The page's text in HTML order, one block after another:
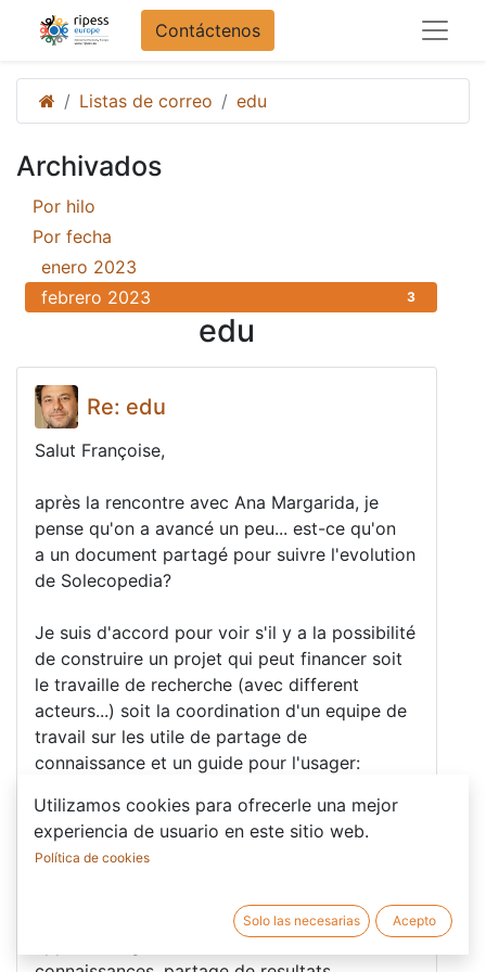
Contáctenos
Listas de correo edu
Archivados
Por hilo
Por fecha
enero 2023
febrero 2023 3
edu
Re: edu
Salut Françoise,
après la rencontre avec Ana Margarida, je
pense qu'on a avancé un peu... est-ce qu'on
a un document partagé pour suivre l'evolution
de Solecopedia?
Je suis d'accord pour voir s'il y a la possibilité
de construire un projet qui peut financer soit
le travaille de recherche (avec different
acteurs...) soit la coordination d'un equipe de
travail sur les utile de partage de
connaissance et un guide pour l'usager:
pouvons aussi trouver un autre nom).
Pour l'article dans la NL il faut dire qu'on est
tous qui sont interessés à l'ESS, de
Utilizamos cookies para ofrecerle una mejor
experiencia de usuario en este sitio web.
Política de cookies
Solo las necesarias Acepto